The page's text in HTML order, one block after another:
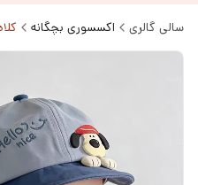
سالی گالری اکسسوری بچگانه